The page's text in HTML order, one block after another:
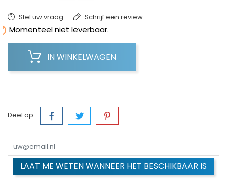
Stel uw vraag Schrijf een review
Momenteel niet leverbaar.
IN WINKELWAGEN
Deel op:
LAAT ME WETEN WANNEER HET BESCHIKBAAR IS